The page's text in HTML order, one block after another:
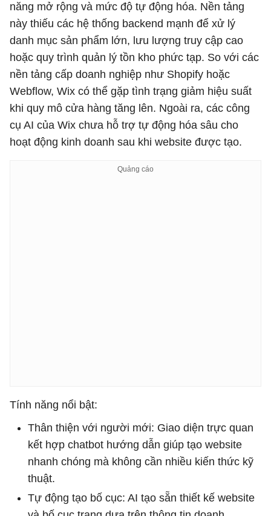
năng mở rộng và mức độ tự động hóa. Nền tảng
này thiếu các hệ thống backend mạnh để xử lý
danh mục sản phẩm lớn, lưu lượng truy cập cao
hoặc quy trình quản lý tồn kho phức tạp. So với các
nền tảng cấp doanh nghiệp như Shopify hoặc
Webflow, Wix có thể gặp tình trạng giảm hiệu suất
khi quy mô cửa hàng tăng lên. Ngoài ra, các công
cụ AI của Wix chưa hỗ trợ tự động hóa sâu cho
hoạt động kinh doanh sau khi website được tạo.
Tính năng nổi bật:
Thân thiện với người mới: Giao diện trực quan
kết hợp chatbot hướng dẫn giúp tạo website
nhanh chóng mà không cần nhiều kiến thức kỹ
thuật.
Tự động tạo bố cục: AI tạo sẵn thiết kế website